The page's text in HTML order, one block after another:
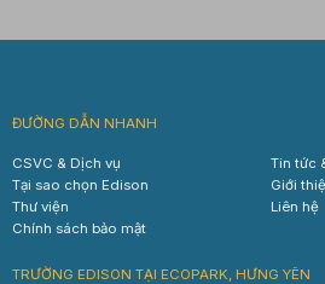
ĐƯỜNG DẪN NHANH
CSVC & Dịch vụ
Tin tức
Tại sao chọn Edison
Giới
Thư viện
Liên hệ
Chính sách bảo mật
TRƯỜNG EDISON TẠI ECOPARK, HƯNG YÊN